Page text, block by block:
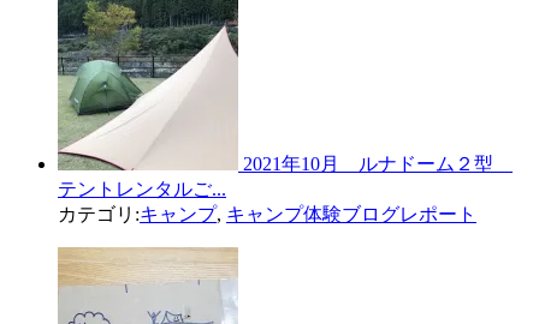
2021年10月 ルナドーム２型
テントレンタルご...
カテゴリ:キャンプ, キャンプ体験ブログレポート